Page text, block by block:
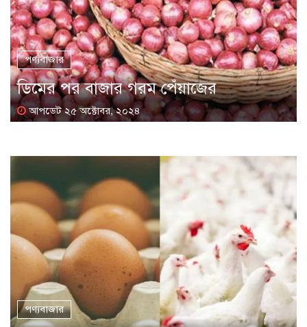
পণ্যবাজার
ডিমের পর বাজার গরম পেঁয়াজের
আপডেট ২৫ অক্টোবর, ২০২৪
পণ্যবাজার